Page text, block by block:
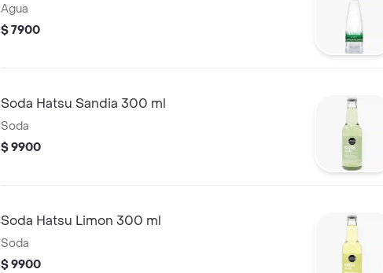
Agua
$ 7900
Soda Hatsu Sandia 300 ml
Soda
$ 9900
Soda Hatsu Limon 300 ml
Soda
$ 9900